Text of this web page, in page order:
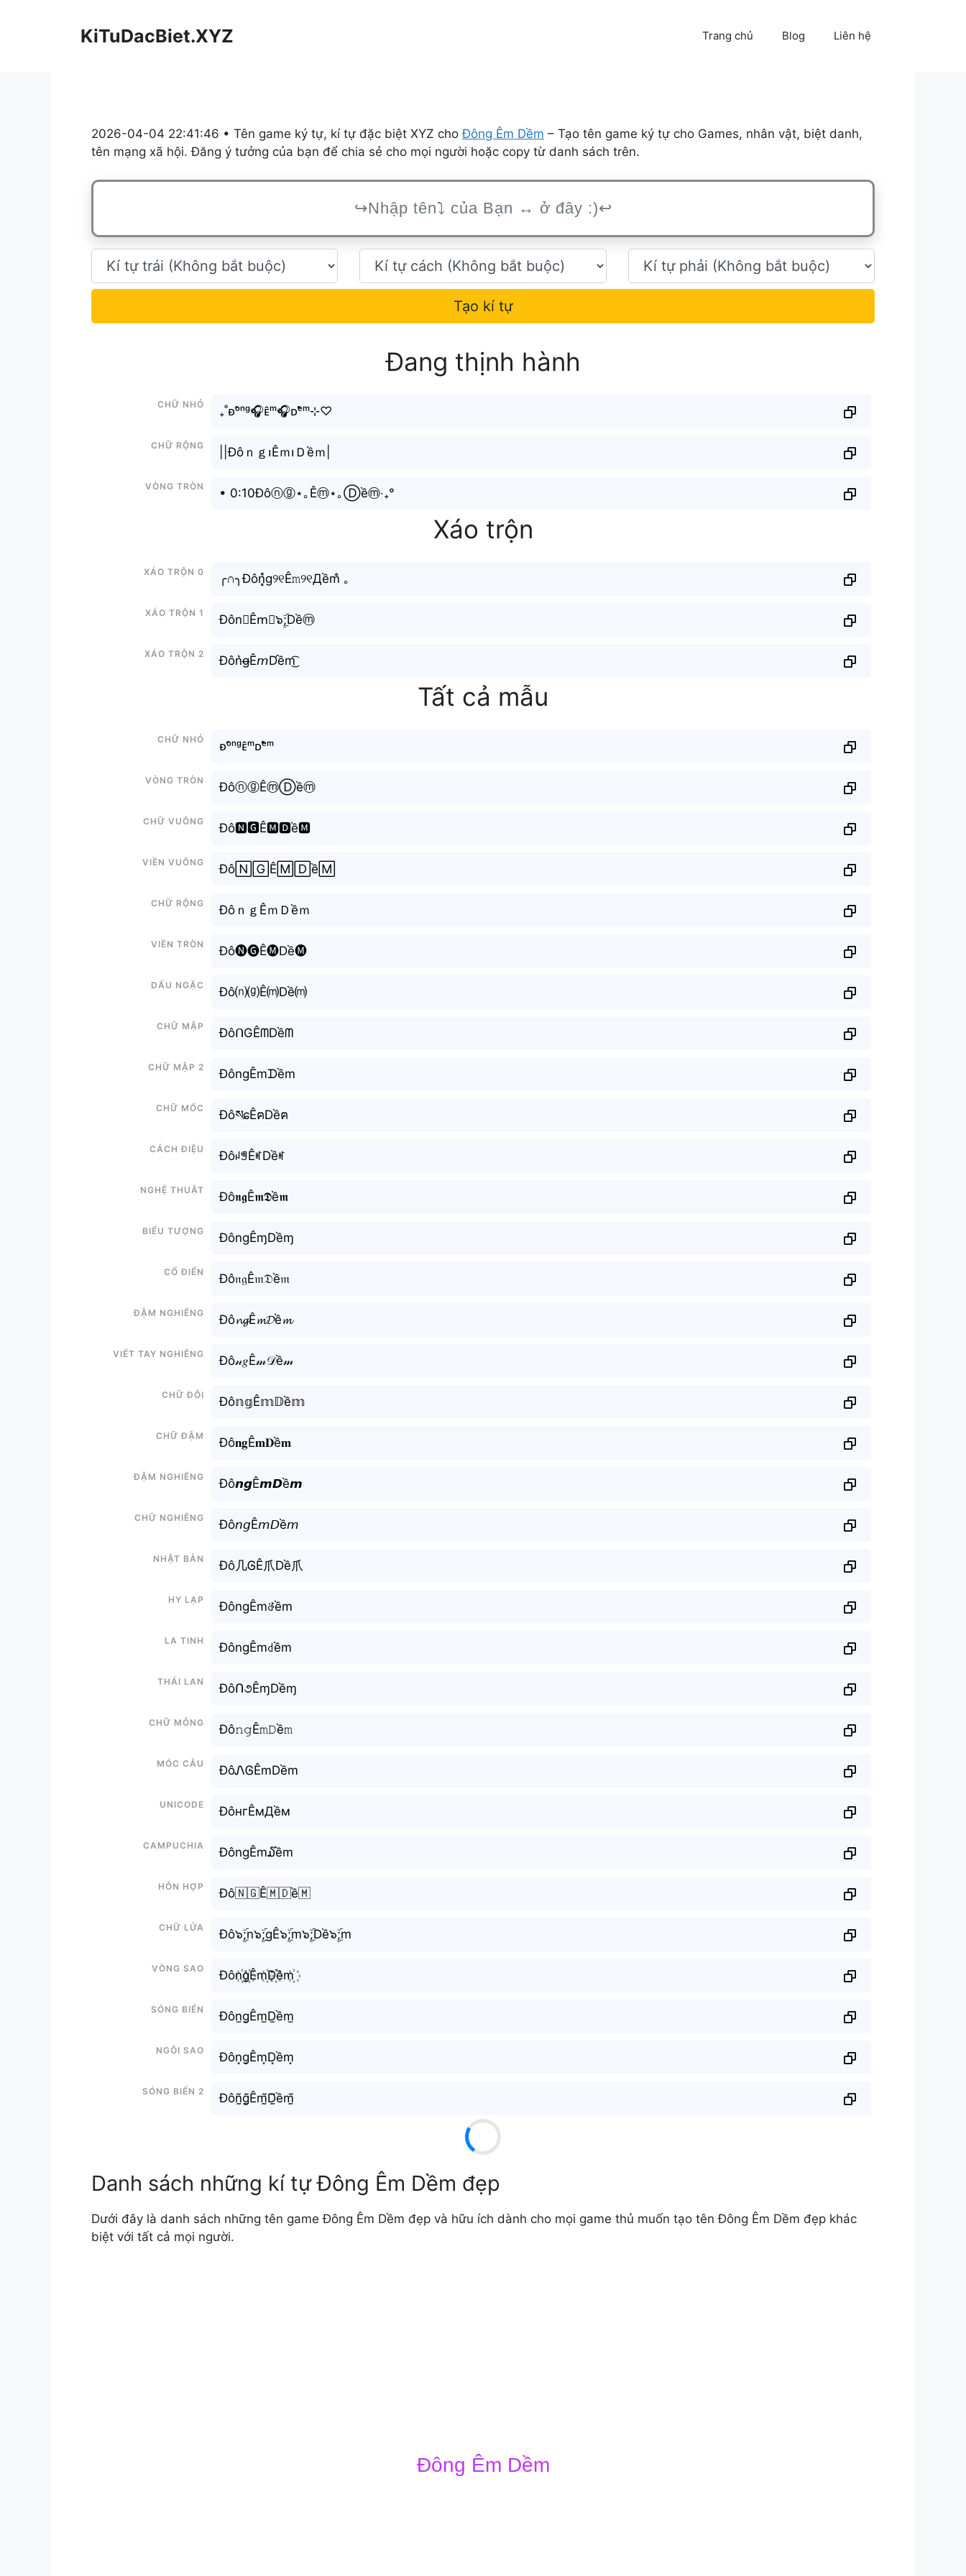
KiTuDacBiet.XYZ Trang chủ Blog Liên hệ
2026-04-04 22:41:46 • Tên game ký tự, kí tự đặc biệt XYZ choĐông Êm Dềm – Tạo tên game ký tự cho Games, nhân vật, biệt danh,
tên mạng xã hội. Đăng ý tưởng của bạn để chia sẻ cho mọi người hoặc copy từ danh sách trên.
Tạo kí tự
Đang thịnh hành
Chữ nhỏ
₊˚ᴆᵒ̂ⁿᵍ🎧ᴇ̂ᵐ🎧ᴅᵉ̂̀ᵐ⊹♡
Chữ rộng
||Đôｎｇ၊Êｍ၊Ｄềｍ|
Vòng tròn
• 0:10Đôⓝⓖ⋆｡Êⓜ⋆｡Ⓓềⓜ‧₊°
Xáo trộn
Xáo trộn 0
╭∩╮Đôn͓̽g୨୧Ê𝚖୨୧Дềm̐ ｡
Xáo trộn 1
Đôn𝖌Êm⃘๖ۣۜ;Dềⓜ
Xáo trộn 2
Đôn͛g̶Ê𝘮D́ềm͜͡
Tất cả mẫu
Chữ nhỏ
ᴆᵒ̂ⁿᵍᴇ̂ᵐᴅᵉ̂̀ᵐ
Vòng tròn
ĐôⓝⓖÊⓜⒹềⓜ
Chữ vuông
Đô🅽🅶Ê🅼🅳ề🅼
Viền vuông
Đô🄽🄶Ê🄼🄳ề🄼
Chữ rộng
ĐôｎｇÊｍＤềｍ
Viền tròn
Đô🅝🅖Ê🅜Dề🅜
Dấu ngặc
Đô⒩⒢Ê⒨Dề⒨
Chữ mập
ĐôᑎGÊᗰDềᗰ
Chữ mập 2
ĐôngÊmᗪềm
Chữ mốc
ĐôསɕÊฅDềฅ
Cách điệu
ĐôꈤꁅÊꎭDềꎭ
Nghệ thuật
Đô𝖓𝖌Ê𝖒𝕯ề𝖒
Biểu tượng
ĐôngÊɱDềɱ
Cổ điển
Đô𝔫𝔤Ê𝔪𝔇ề𝔪
Đậm nghiêng
Đô𝓷𝓰Ê𝓶𝓓ề𝓶
Viết tay nghiêng
Đô𝓃𝑔Ê𝓂𝒟ề𝓂
Chữ đôi
Đô𝕟𝕘Ê𝕞𝔻ề𝕞
Chữ đậm
Đô𝐧𝐠Ê𝐦𝐃ề𝐦
Đậm nghiêng
Đô𝙣𝙜Ê𝙢𝘿ề𝙢
Chữ nghiêng
Đô𝘯𝘨Ê𝘮𝘋ề𝘮
Nhật bản
Đô几ᎶÊ爪Dề爪
Hy lạp
ĐôngÊmꁕềm
La tinh
ĐôngÊm꒯ềm
Thái lan
ĐôՈ૭ÊɱDềɱ
Chữ mỏng
Đô𝚗𝚐Ê𝚖𝙳ề𝚖
Móc câu
ĐôᏁᎶÊmDềm
Unicode
ĐôнгÊмДềм
Campuchia
ĐôngÊm໓ềm
Hỗn hợp
Đô🇳🇬Ê🇲🇩ề🇲
Chữ Lửa
Đô๖ۣۜ;n๖ۣۜ;gÊ๖ۣۜ;m๖ۣۜ;Dề๖ۣۜ;m
Vòng sao
Đôn꙰g꙰Êm꙰D꙰ềm꙰
Sóng biển
Đôn̫g̫Êm̫D̫ềm̫
Ngôi sao
Đôn͙g͙Êm͙D͙ềm͙
Sóng biển 2
Đôñ̰g̰̃Êm̰̃D̰̃ềm̰̃
Danh sách những kí tự Đông Êm Dềm đẹp
Dưới đây là danh sách những tên game Đông Êm Dềm đẹp và hữu ích dành cho mọi game thủ muốn tạo tên Đông Êm Dềm đẹp khác
biệt với tất cả mọi người.